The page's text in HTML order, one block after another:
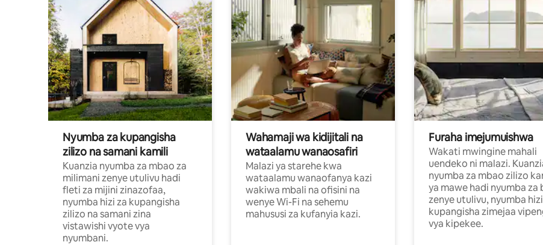
Nyumba za kupangisha
zilizo na samani kamili
Kuanzia nyumba za mbao za
milimani zenye utulivu hadi
fleti za mijini zinazofaa,
nyumba hizi za kupangisha
zilizo na samani zina
vistawishi vyote vya
nyumbani.
Wahamaji wa kidijitali na
wataalamu wanaosafiri
Malazi ya starehe kwa
wataalamu wanaofanya kazi
wakiwa mbali na ofisini na
wenye Wi-Fi na sehemu
mahususi za kufanyia kazi.
Furaha imejumuishwa
Wakati mwingine mahali
uendeko ni malazi.
nyumba za mbao zilizo
ya mawe hadi nyumba za
zenye utulivu, nyumba
kupangisha zimejaa
vya kipekee.